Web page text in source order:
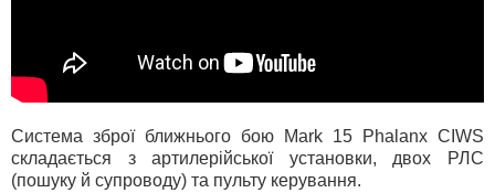
Система зброї ближнього бою Mark 15 Phalanx CIWS
складається з артилерійської установки, двох РЛС
(пошуку й супроводу) та пульту керування.